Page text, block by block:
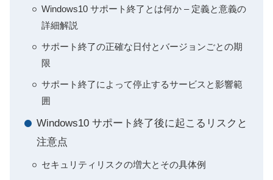
Windows10 サポート終了とは何か – 定義と意義の
詳細解説
サポート終了の正確な日付とバージョンごとの期
限
サポート終了によって停止するサービスと影響範
囲
Windows10 サポート終了後に起こるリスクと
注意点
セキュリティリスクの増大とその具体例